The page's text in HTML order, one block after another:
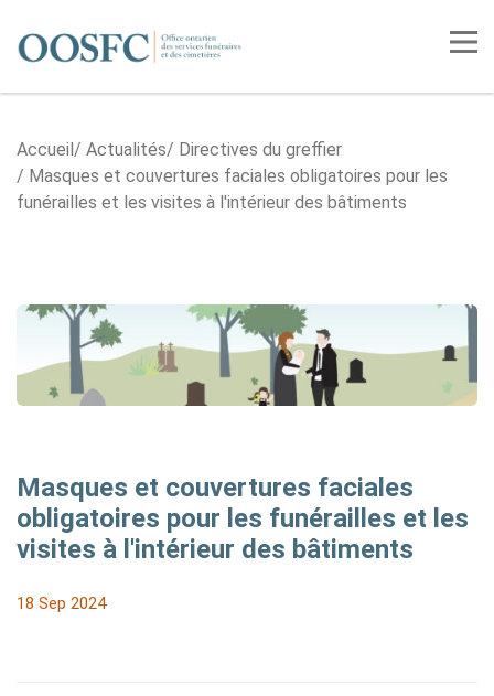
Accueil
Accueil Actualités
Directives du greffier
Masques et couvertures faciales obligatoires pour les
funérailles et les visites à l'intérieur des bâtiments
Masques et couvertures faciales
obligatoires pour les funérailles et les
visites à l'intérieur des bâtiments
18 Sep 2024